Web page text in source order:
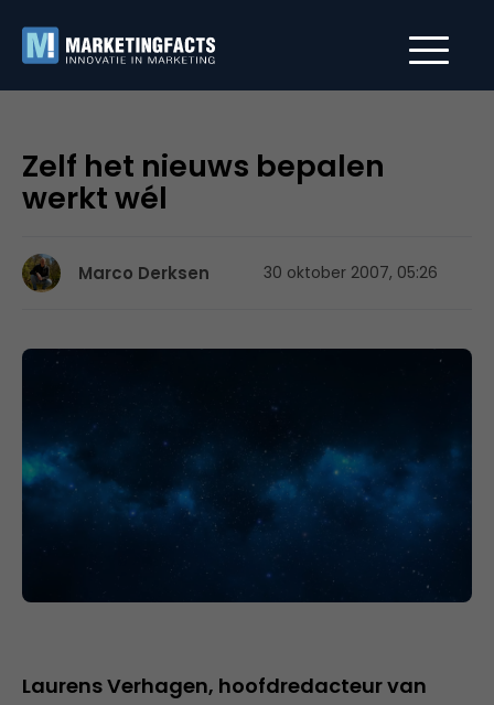
Zelf het nieuws bepalen
werkt wél
Marco Derksen 30 oktober 2007, 05:26
Laurens Verhagen, hoofdredacteur van